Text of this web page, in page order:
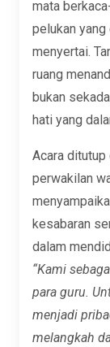
mata
pelukan yang
menyertai.
ruang
bukan
hati yang
Acara ditutup
perwakilan
kesabaran
dalam
“Kami
para guru.
menjadi
melangkah